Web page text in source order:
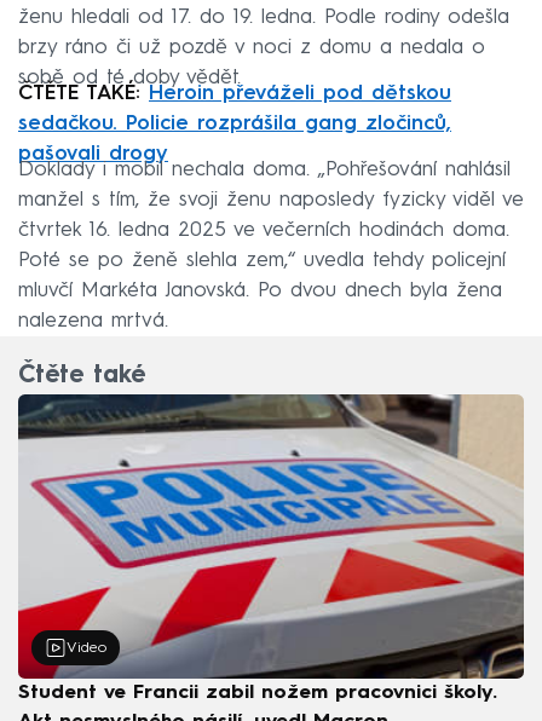
ženu hledali od 17. do 19. ledna. Podle rodiny odešla
brzy ráno či už pozdě v noci z domu a nedala o
sobě od té doby vědět.
ČTĚTE TAKÉ: Heroin převáželi pod dětskou
sedačkou. Policie rozprášila gang zločinců,
pašovali drogy
Doklady i mobil nechala doma. „Pohřešování nahlásil
manžel s tím, že svoji ženu naposledy fyzicky viděl ve
čtvrtek 16. ledna 2025 ve večerních hodinách doma.
Poté se po ženě slehla zem,“ uvedla tehdy policejní
mluvčí Markéta Janovská. Po dvou dnech byla žena
nalezena mrtvá.
Čtěte také
Video
Student ve Francii zabil nožem pracovnici školy.